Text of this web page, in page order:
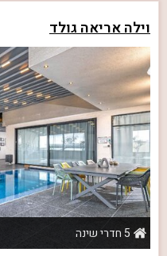
וילה אריאה גולד
5 חדרי שינה